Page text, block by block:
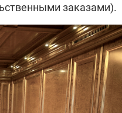
заказами).